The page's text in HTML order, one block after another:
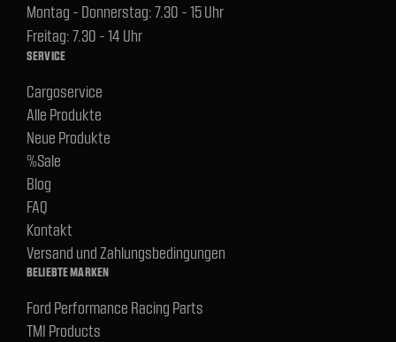
Montag - Donnerstag: 7.30 - 15 Uhr
Freitag: 7.30 - 14 Uhr
SERVICE
Cargoservice
Alle Produkte
Neue Produkte
%Sale
Blog
FAQ
Kontakt
Versand und Zahlungsbedingungen
BELIEBTE MARKEN
Ford Performance Racing Parts
TMI Products